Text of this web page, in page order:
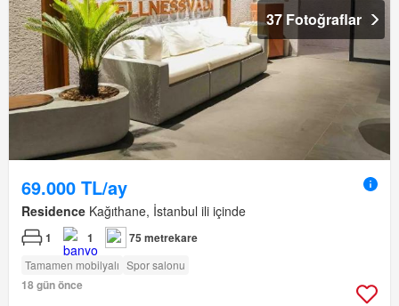
37 Fotoğraflar
69.000 TL/ay
Residence Kağıthane, İstanbul ili içinde
1 1 75 metrekare
Tamamen mobilyalı Spor salonu
18 gün önce